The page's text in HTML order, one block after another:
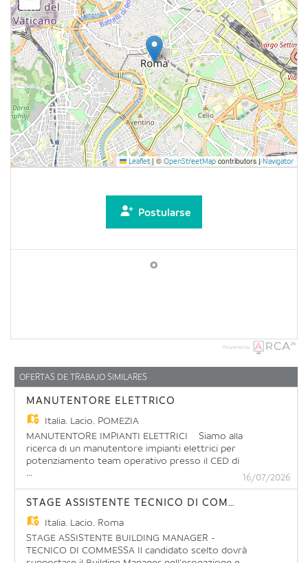
Leaflet |©OpenStreetMap contributors |Navigator
Postularse
o
Powered by
OFERTAS DE TRABAJO SIMILARES
MANUTENTORE ELETTRICO
Italia, Lacio, POMEZIA
MANUTENTORE IMPIANTI ELETTRICI Siamo alla
ricerca di un manutentore impianti elettrici per
potenziamento team operativo presso il CED di
POMEZIA (RM) La risorsa dovrà assicurare il
corretto funzionamento degli impianti elettrici,
eseguendo le attività di manutenzione ordinaria e
apparecchiature elettroniche, dovrà saper
effettuare in autonomia la ricerca guasti con
conseguenti riparazioni, al fine di garantire la
risoluzione di eventi accidentali, anche con attività
... 16/07/2026
STAGE ASSISTENTE TECNICO DI COMMESSA
Italia, Lacio, Roma
STAGE ASSISTENTE BUILDING MANAGER -
TECNICO DI COMMESSA Il candidato scelto dovrà